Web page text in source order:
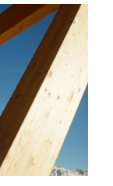
waarna je